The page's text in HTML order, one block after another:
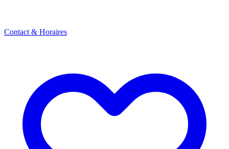
Contact & Horaires